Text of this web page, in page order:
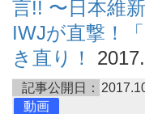
言!! 〜日本維
IWJが直撃！
き直り！
記事公開日：
動画